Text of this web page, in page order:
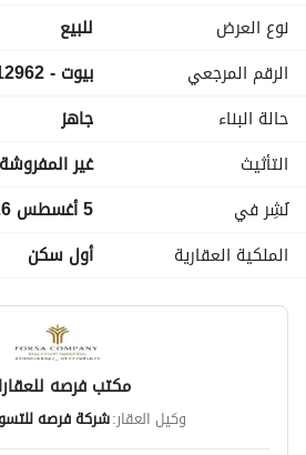
البنك الاهلى
نوع العرض
للبيع
الرقم المرجعي
بيوت - 12962-Ge94Gc
حالة البناء
جاهز
التأثيث
غير المفروشة
نُشِر في
5 أغسطس 2026
الملكية العقارية
أول سكن
مكتب فرصه
وكيل العقار:شركة فرصه